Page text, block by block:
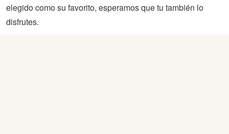
elegido como su favorito, esperamos que tu también lo
disfrutes.